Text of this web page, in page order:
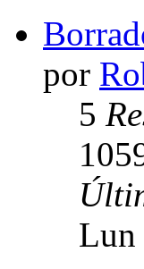
por
5
Lun